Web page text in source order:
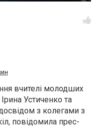
вчителі молодших
Устиченко та
з колегами з
повідомила прес-